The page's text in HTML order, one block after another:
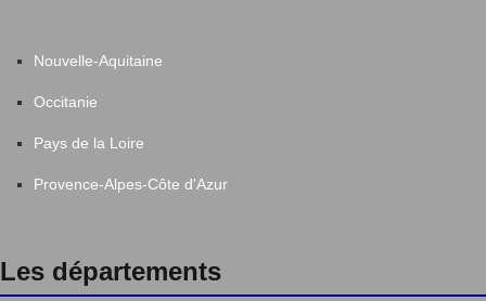
Nouvelle-Aquitaine
Occitanie
Pays de la Loire
Provence-Alpes-Côte d'Azur
Les départements